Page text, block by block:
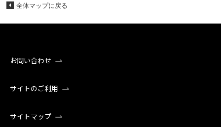
全体マップに戻る
お問い合わせ
サイトのご利用
サイトマップ